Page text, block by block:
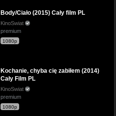
Body/Ciało (2015) Cały film PL
KinoSwiat
premium
1080p
Kochanie, chyba cię zabiłem (2014)
Cały Film PL
KinoSwiat
premium
1080p